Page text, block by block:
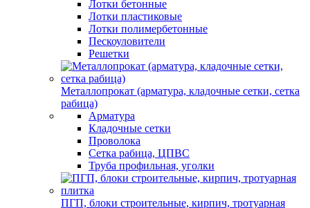
Лотки бетонные
Лотки пластиковые
Лотки полимербетонные
Пескоуловители
Решетки
Металлопрокат (арматура, кладочные сетки, сетка
рабица)
Арматура
Кладочные сетки
Проволока
Сетка рабица, ЦПВС
Труба профильная, уголки
ПГП, блоки строительные, кирпич, тротуарная